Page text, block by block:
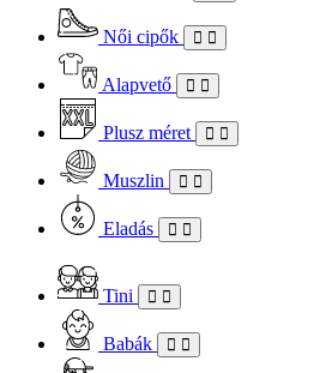
Női cipők
Alapvető
Plusz méret
Muszlin
Eladás
Tini
Babák